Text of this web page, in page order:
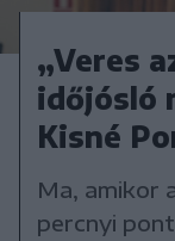
„Veres
időjósló
Kisné
Ma, amikor
percnyi